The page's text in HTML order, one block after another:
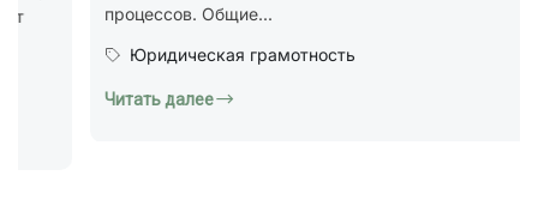
практики ничего не